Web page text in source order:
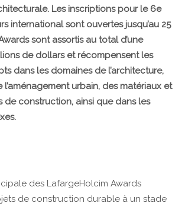
Les inscriptions pour le 6e
international sont ouvertes jusqu’au 25
sont assortis au total d’une
de dollars et récompensent les
dans les domaines de l’architecture,
l’aménagement urbain, des matériaux et
de construction, ainsi que dans les
des LafargeHolcim Awards
de construction durable à un stade